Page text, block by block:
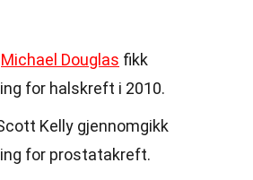
Michael Douglas fikk
for halskreft i 2010.
Kelly gjennomgikk
for prostatakreft.